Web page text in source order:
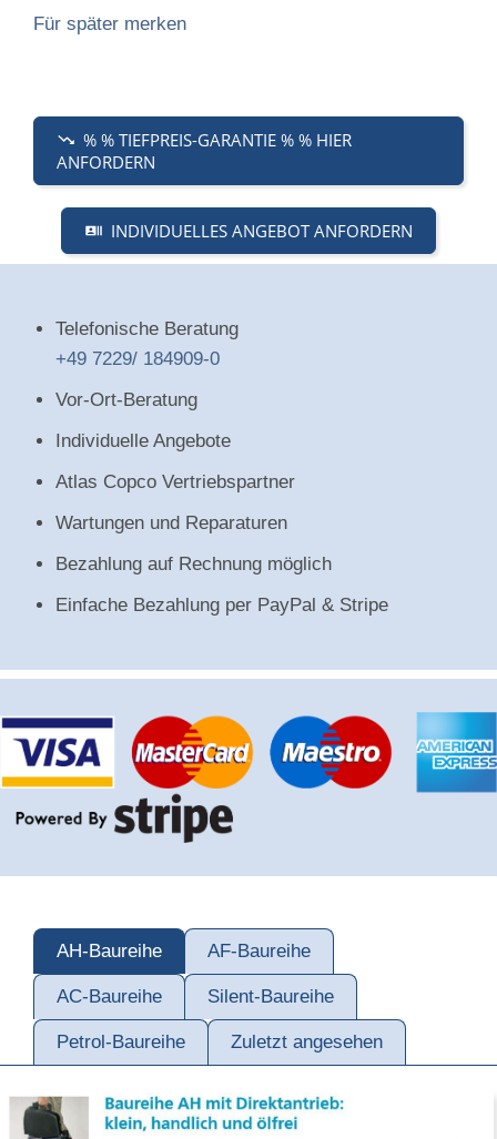
Für später merken
% % TIEFPREIS-GARANTIE % % HIER
ANFORDERN
INDIVIDUELLES ANGEBOT ANFORDERN
Telefonische Beratung
+49 7229/ 184909-0
Vor-Ort-Beratung
Individuelle Angebote
Atlas Copco Vertriebspartner
Wartungen und Reparaturen
Bezahlung auf Rechnung möglich
Einfache Bezahlung per PayPal & Stripe
AH-Baureihe AF-Baureihe
AC-Baureihe Silent-Baureihe
Petrol-Baureihe Zuletzt angesehen